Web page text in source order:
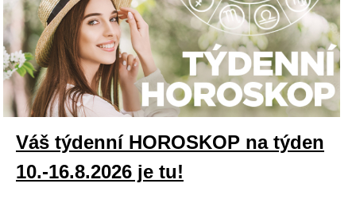
Váš týdenní HOROSKOP na týden
10.-16.8.2026 je tu!